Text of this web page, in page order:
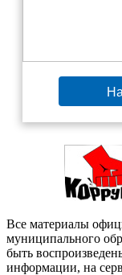
Все материалы
муниципального
быть
информации, на